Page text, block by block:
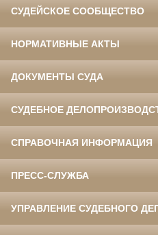
СУДЕЙСКОЕ СООБЩЕСТВО
НОРМАТИВНЫЕ АКТЫ
ДОКУМЕНТЫ СУДА
СУДЕБНОЕ
СПРАВОЧНАЯ ИНФОРМАЦИЯ
ПРЕСС-СЛУЖБА
УПРАВЛЕНИЕ СУДЕБНОГО